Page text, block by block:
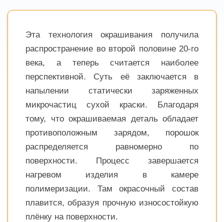
Эта технология окрашивания получила
распространение во второй половине 20-го
века, а теперь считается наиболее
перспективной. Суть её заключается в
напылении статически заряженных
микрочастиц сухой краски. Благодаря
тому, что окрашиваемая деталь обладает
противоположным зарядом, порошок
распределяется равномерно по
поверхности. Процесс завершается
нагревом изделия в камере
полимеризации. Там окрасочный состав
плавится, образуя прочную износостойкую
плёнку на поверхности.